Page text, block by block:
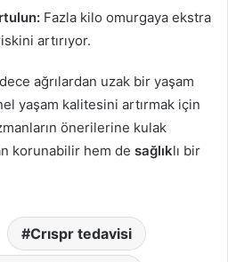
Fazla kilo omurgaya ekstra
artırıyor.
ağrılardan uzak bir yaşam
yaşam kalitesini artırmak için
önerilerine kulak
korunabilir hem de sağlıklı bir
Crıspr tedavisi